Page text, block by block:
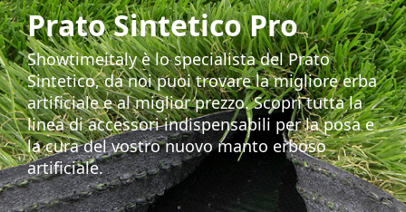
Prato Sintetico Pro
Showtimeitaly è lo specialista del Prato
Sintetico, da noi puoi trovare la migliore erba
artificiale e al miglior prezzo. Scopri tutta la
linea di accessori indispensabili per la posa e
la cura del vostro nuovo manto erboso
artificiale.